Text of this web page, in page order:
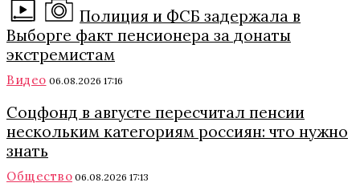
Полиция и ФСБ задержала в
Выборге факт пенсионера за донаты
экстремистам
Видео 06.08.2026 17:16
Соцфонд в августе пересчитал пенсии
нескольким категориям россиян: что нужно
знать
Общество 06.08.2026 17:13